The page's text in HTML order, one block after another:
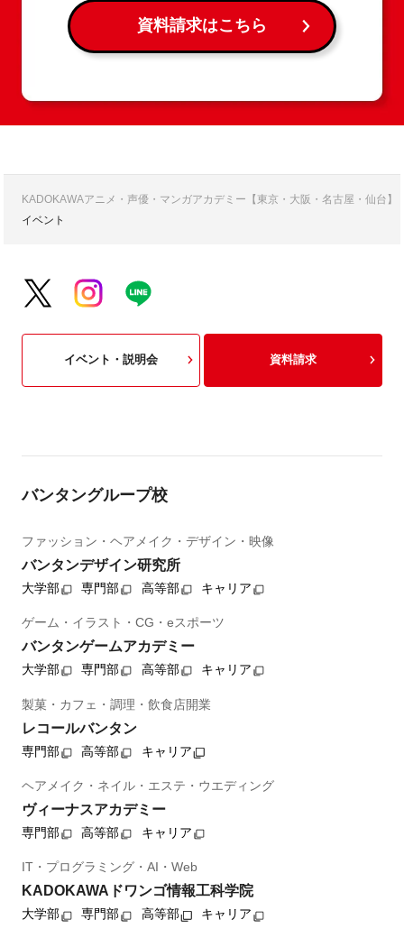
資料請求はこちら
KADOKAWAアニメ・声優・マンガアカデミー【東京・大阪・名古屋・仙台】
イベント
イベント・説明会 資料請求
バンタングループ校
ファッション・ヘアメイク・デザイン・映像
バンタンデザイン研究所
大学部 専門部 高等部 キャリア
ゲーム・イラスト・CG・eスポーツ
バンタンゲームアカデミー
大学部 専門部 高等部 キャリア
製菓・カフェ・調理・飲食店開業
レコールバンタン
専門部 高等部 キャリア
ヘアメイク・ネイル・エステ・ウエディング
ヴィーナスアカデミー
専門部 高等部 キャリア
IT・プログラミング・AI・Web
KADOKAWAドワンゴ情報工科学院
大学部 専門部 高等部 キャリア